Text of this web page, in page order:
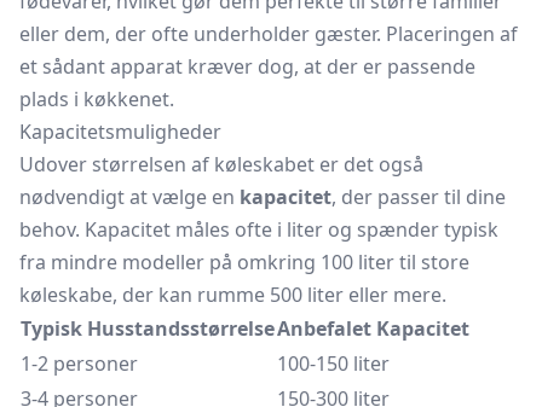
eller dem, der ofte underholder gæster. Placeringen af
et sådant apparat kræver dog, at der er passende
plads i køkkenet.
Kapacitetsmuligheder
Udover størrelsen af køleskabet er det også
nødvendigt at vælge en kapacitet, der passer til dine
behov. Kapacitet måles ofte i liter og spænder typisk
fra mindre modeller på omkring 100 liter til store
køleskabe, der kan rumme 500 liter eller mere.
Typisk HusstandsstørrelseAnbefalet Kapacitet
1-2 personer
100-150 liter
3-4 personer
150-300 liter